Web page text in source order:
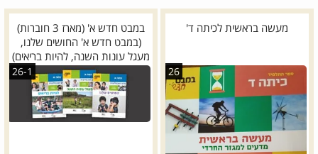
מעשה בראשית לכיתה ד'
26
במבט חדש א' (מארז 3 חוברות)
(במבט חדש א' החושים שלנו,
מעגל עונות השנה, להיות בריאים)
26-1